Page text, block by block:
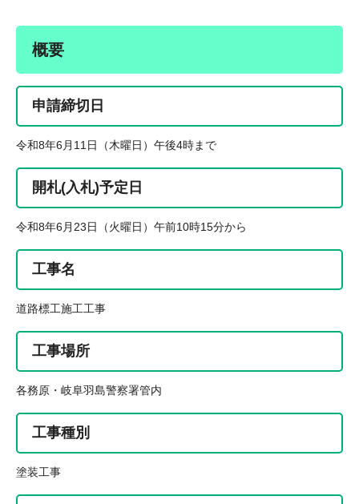
概要
申請締切日
令和8年6月11日（木曜日）午後4時まで
開札(入札)予定日
令和8年6月23日（火曜日）午前10時15分から
工事名
道路標工施工工事
工事場所
各務原・岐阜羽島警察署管内
工事種別
塗装工事